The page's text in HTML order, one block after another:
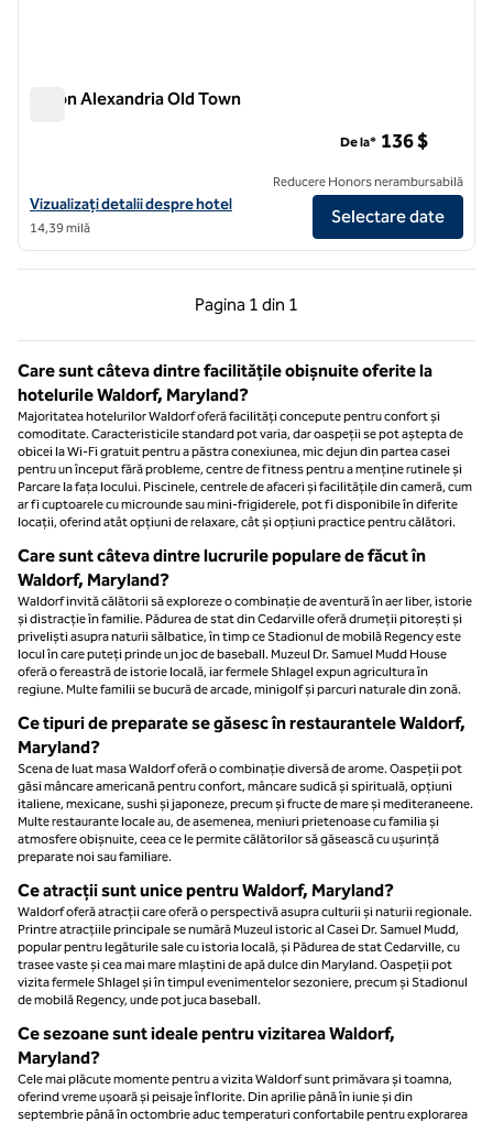
Hilton Alexandria Old Town
Vizualizați detaliile hotelului Hilton Alexandria Old Town
Vizualizați detalii despre hotel
14,39 milă
De la* 136 $
Reducere Honors nerambursabilă
Selectare date
Pagina 1 din 1
Pagina anterioară, 1 din 1
Pagina 1 din 1
Care sunt câteva dintre facilitățile obișnuite oferite la
hotelurile Waldorf, Maryland?
Majoritatea hotelurilor Waldorf oferă facilități concepute pentru confort și
comoditate. Caracteristicile standard pot varia, dar oaspeții se pot aștepta de
obicei la Wi-Fi gratuit pentru a păstra conexiunea, mic dejun din partea casei
pentru un început fără probleme, centre de fitness pentru a menține rutinele și
Parcare la fața locului. Piscinele, centrele de afaceri și facilitățile din cameră, cum
ar fi cuptoarele cu microunde sau mini-frigiderele, pot fi disponibile în diferite
locații, oferind atât opțiuni de relaxare, cât și opțiuni practice pentru călători.
Care sunt câteva dintre lucrurile populare de făcut în
Waldorf, Maryland?
Waldorf invită călătorii să exploreze o combinație de aventură în aer liber, istorie
și distracție în familie. Pădurea de stat din Cedarville oferă drumeții pitorești și
priveliști asupra naturii sălbatice, în timp ce Stadionul de mobilă Regency este
locul în care puteți prinde un joc de baseball. Muzeul Dr. Samuel Mudd House
oferă o fereastră de istorie locală, iar fermele Shlagel expun agricultura în
regiune. Multe familii se bucură de arcade, minigolf și parcuri naturale din zonă.
Ce tipuri de preparate se găsesc în restaurantele Waldorf,
Maryland?
Scena de luat masa Waldorf oferă o combinație diversă de arome. Oaspeții pot
găsi mâncare americană pentru confort, mâncare sudică și spirituală, opțiuni
italiene, mexicane, sushi și japoneze, precum și fructe de mare și mediteraneene.
Multe restaurante locale au, de asemenea, meniuri prietenoase cu familia și
atmosfere obișnuite, ceea ce le permite călătorilor să găsească cu ușurință
preparate noi sau familiare.
Ce atracții sunt unice pentru Waldorf, Maryland?
Waldorf oferă atracții care oferă o perspectivă asupra culturii și naturii regionale.
Printre atracțiile principale se numără Muzeul istoric al Casei Dr. Samuel Mudd,
popular pentru legăturile sale cu istoria locală, și Pădurea de stat Cedarville, cu
trasee vaste și cea mai mare mlaștini de apă dulce din Maryland. Oaspeții pot
vizita fermele Shlagel și în timpul evenimentelor sezoniere, precum și Stadionul
de mobilă Regency, unde pot juca baseball.
Ce sezoane sunt ideale pentru vizitarea Waldorf,
Maryland?
Cele mai plăcute momente pentru a vizita Waldorf sunt primăvara și toamna,
oferind vreme ușoară și peisaje înflorite. Din aprilie până în iunie și din
septembrie până în octombrie aduc temperaturi confortabile pentru explorarea